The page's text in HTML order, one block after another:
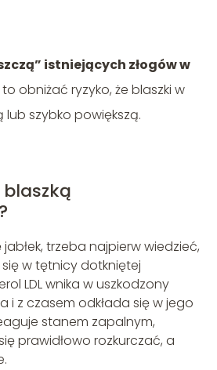
istniejących złogów w
obniżać ryzyko, że blaszki w
szybko powiększą.
blaszką
trzeba najpierw wiedzieć,
w tętnicy dotkniętej
LDL wnika w uszkodzony
i z czasem odkłada się w jego
stanem zapalnym,
prawidłowo rozkurczać, a